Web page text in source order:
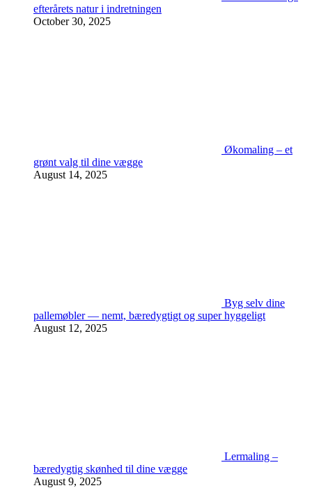
efterårets natur i indretningen
October 30, 2025
Økomaling – et
grønt valg til dine vægge
August 14, 2025
Byg selv dine
pallemøbler — nemt, bæredygtigt og super hyggeligt
August 12, 2025
Lermaling –
bæredygtig skønhed til dine vægge
August 9, 2025